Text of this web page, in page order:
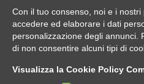
Con il tuo consenso, noi e i
accedere ed elaborare i dati
personalizzazione degli annunci.
di non consentire alcuni tipi di
Visualizza la Cookie Policy